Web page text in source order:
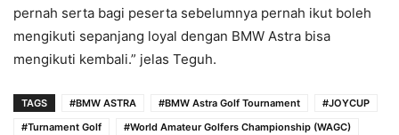
pernah serta bagi peserta sebelumnya pernah ikut boleh
mengikuti sepanjang loyal dengan BMW Astra bisa
mengikuti kembali.” jelas Teguh.
TAGS #BMW ASTRA #BMW Astra Golf Tournament
#JOYCUP
#Turnament Golf
#World Amateur Golfers Championship (WAGC)